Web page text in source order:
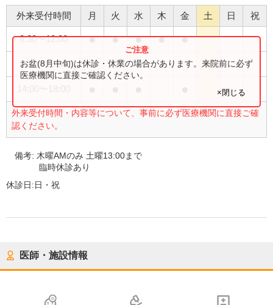
外来受付時間 月 火 水 木 金 土 日 祝
8:30〜12:00 ● ● ● ● ●
8:30〜13:00 ●
外来受付時間・内容等について、事前に必ず医療機関に直接ご確
認ください。
お盆(8月中旬)は休診・休業の場合があります。来院前に必ず
医療機関に直接ご確認ください。
×閉じる
備考: 木曜AMのみ 土曜13:00まで
臨時休診あり
休診日:日・祝
医師・施設情報